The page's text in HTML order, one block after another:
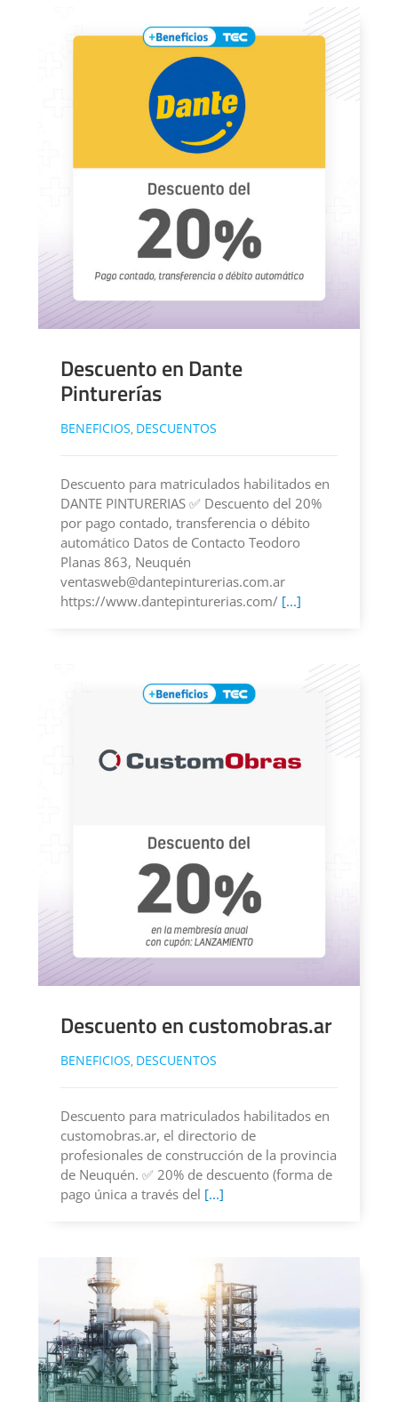
Descuento en Dante
Pinturerías
BENEFICIOS, DESCUENTOS
Descuento para matriculados habilitados en
DANTE PINTURERIAS ✅ Descuento del 20%
por pago contado, transferencia o débito
automático Datos de Contacto Teodoro
Planas 863, Neuquén
ventasweb@dantepinturerias.com.ar
https://www.dantepinturerias.com/ [...]
Descuento en customobras.ar
BENEFICIOS, DESCUENTOS
Descuento para matriculados habilitados en
customobras.ar, el directorio de
profesionales de construcción de la provincia
de Neuquén. ✅ 20% de descuento (forma de
pago única a través del [...]